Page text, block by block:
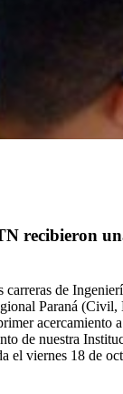
recibieron
carreras de
Paraná (Civil,
acercamiento
de nuestra
el viernes 18 de